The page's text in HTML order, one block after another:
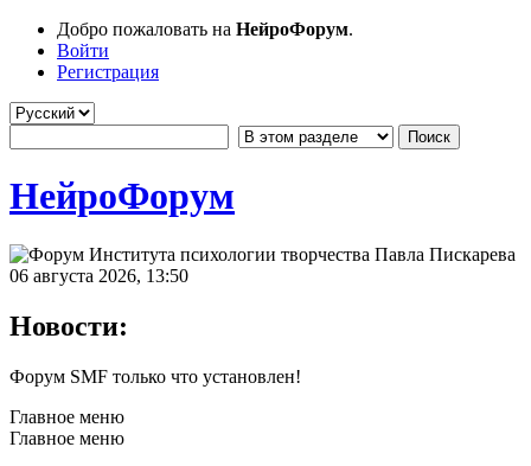
Добро пожаловать на НейроФорум.
Войти
Регистрация
НейроФорум
06 августа 2026, 13:50
Новости:
Форум SMF только что установлен!
Главное меню
Главное меню